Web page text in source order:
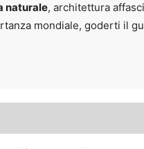
naturale, architettura
mondiale, goderti il